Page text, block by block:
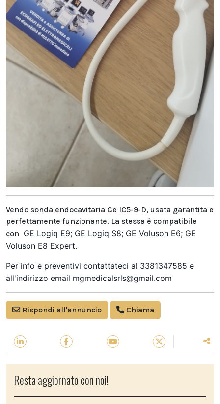
Vendo sonda endocavitaria Ge IC5-9-D, usata garantita e
perfettamente funzionante. La stessa è compatibile
con GE Logiq E9; GE Logiq S8; GE Voluson E6; GE
Voluson E8 Expert.
Per info e preventivi contattateci al 3381347585 e
all'indirizzo email mgmedicalsrls@gmail.com
Rispondi all'annuncio Chiama
Resta aggiornato con noi!